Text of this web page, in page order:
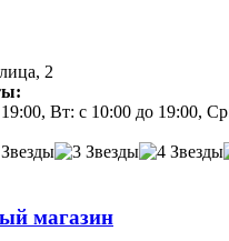
2
Вт: с 10:00 до 19:00,
магазин